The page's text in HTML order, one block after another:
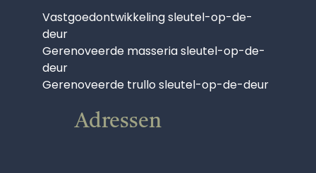
Vastgoedontwikkeling sleutel-op-de-
deur
Gerenoveerde masseria sleutel-op-de-
deur
Gerenoveerde trullo sleutel-op-de-deur
Adressen